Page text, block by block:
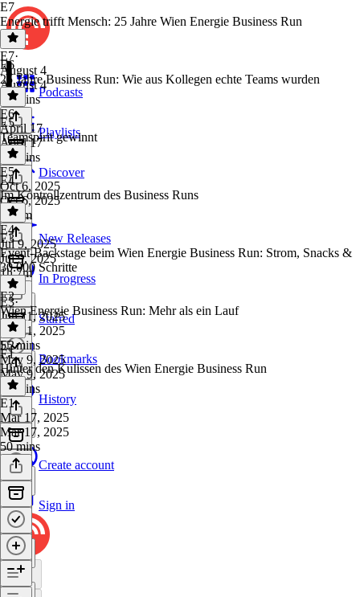
Podcasts
Playlists
Discover
New Releases
In Progress
Starred
Bookmarks
History
Create account
Sign in
E7
Energie trifft Mensch: 25 Jahre Wien Energie Business Run
E7·
August 4
August 4
31 mins
E6
25 Jahre Business Run: Wie aus Kollegen echte Teams wurden
E6·
April 17
April 17
51 mins
E5
Teamspirit gewinnt
E5·
Oct 6, 2025
Oct 6, 2025
1h 1m
E4
Im Kontrollzentrum des Business Runs
E4·
Jul 9, 2025
Jul 9, 2025
1h 7m
E3
Event-Backstage beim Wien Energie Business Run: Strom, Snacks &
30.000 Schritte
E3·
Jun 11, 2025
Jun 11, 2025
55 mins
E2
Wien Energie Business Run: Mehr als ein Lauf
E2·
May 9, 2025
May 9, 2025
41 mins
E1
Hinter den Kulissen des Wien Energie Business Run
E1·
Mar 17, 2025
Mar 17, 2025
50 mins